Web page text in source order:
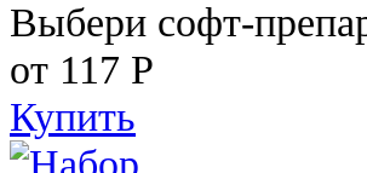
Выбери софт-
от 117 Р
Купить